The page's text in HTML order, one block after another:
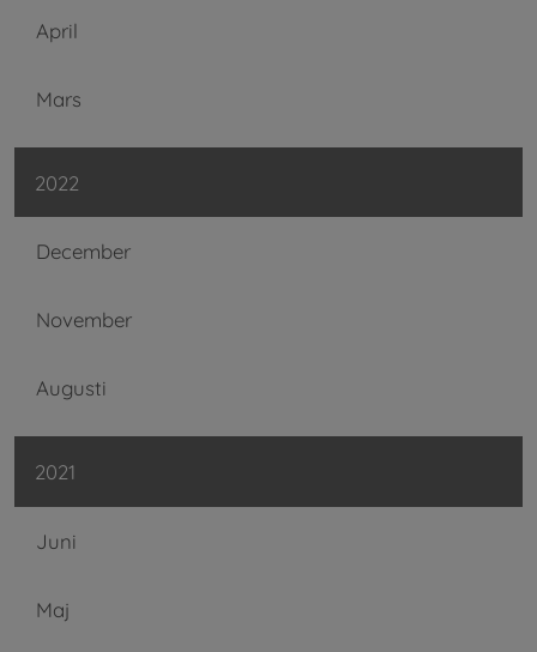
April
Mars
2022
December
November
Augusti
2021
Juni
Maj